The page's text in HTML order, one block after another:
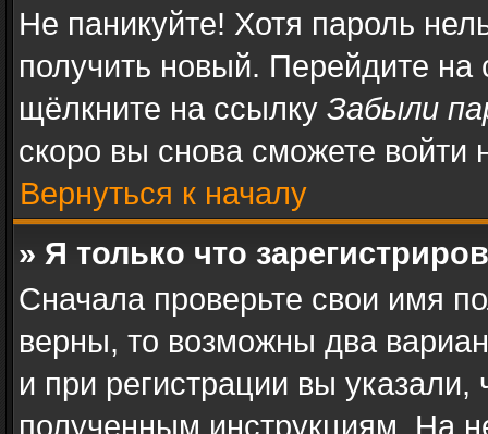
Не паникуйте! Хотя пароль
получить новый. Перейдите
щёлкните на ссылку Забыли
скоро вы снова сможете
Вернуться к началу
» Я только что
Сначала проверьте свои имя
верны, то возможны два
и при регистрации вы
полученным инструкциям. На